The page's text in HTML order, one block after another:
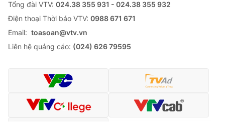
Tổng đài VTV: 024.38 355 931 - 024.38 355 932
Ðiện thoại Thời báo VTV: 0988 671 671
Email: toasoan@vtv.vn
Liên hệ quảng cáo: (024) 626 79595